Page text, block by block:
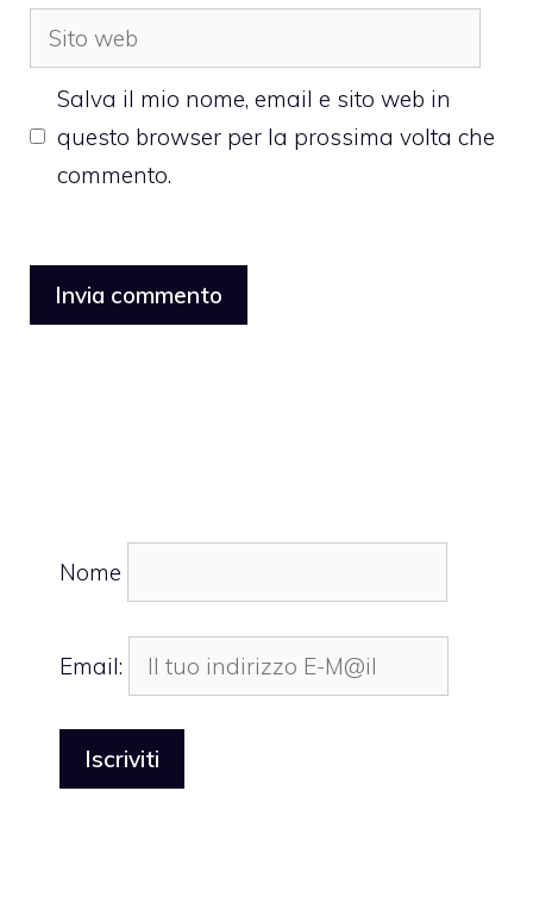
Sito
web
Salva il mio nome, email e sito web in
questo browser per la prossima volta che
commento.
Nome
Email: